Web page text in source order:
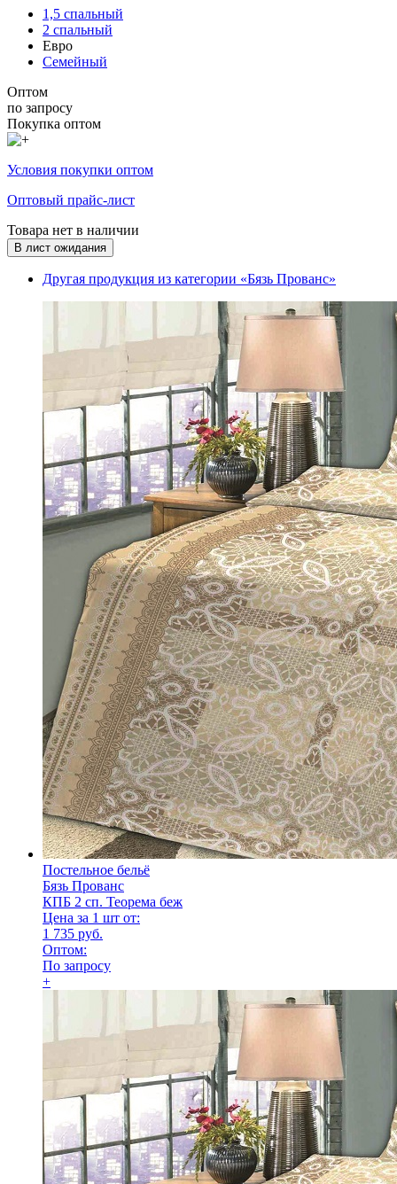
1,5 спальный
2 спальный
Евро
Семейный
Оптом
по запросу
Покупка оптом
Условия покупки оптом
Оптовый прайс-лист
Товара нет в наличии
В лист ожидания
Другая продукция из категории «Бязь Прованс»
Постельное бельё
Бязь Прованс
КПБ 2 сп. Теорема беж
Цена за 1 шт от:
1 735 руб.
Оптом:
По запросу
+